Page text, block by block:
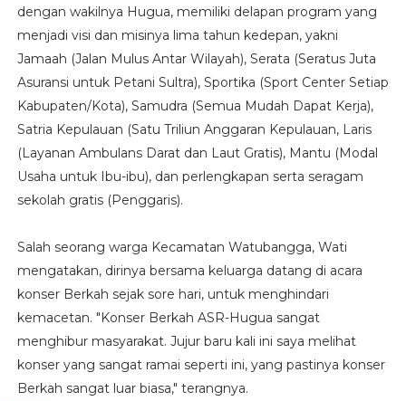
dengan wakilnya Hugua, memiliki delapan program yang
menjadi visi dan misinya lima tahun kedepan, yakni
Jamaah (Jalan Mulus Antar Wilayah), Serata (Seratus Juta
Asuransi untuk Petani Sultra), Sportika (Sport Center Setiap
Kabupaten/Kota), Samudra (Semua Mudah Dapat Kerja),
Satria Kepulauan (Satu Triliun Anggaran Kepulauan, Laris
(Layanan Ambulans Darat dan Laut Gratis), Mantu (Modal
Usaha untuk Ibu-ibu), dan perlengkapan serta seragam
sekolah gratis (Penggaris).
Salah seorang warga Kecamatan Watubangga, Wati
mengatakan, dirinya bersama keluarga datang di acara
konser Berkah sejak sore hari, untuk menghindari
kemacetan. "Konser Berkah ASR-Hugua sangat
menghibur masyarakat. Jujur baru kali ini saya melihat
konser yang sangat ramai seperti ini, yang pastinya konser
Berkah sangat luar biasa," terangnya.